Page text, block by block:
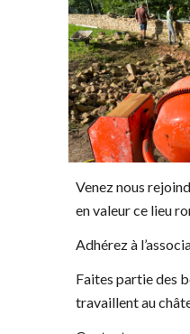
Venez nous
en valeur ce lieu
Adhérez à
Faites partie des
travaillent au